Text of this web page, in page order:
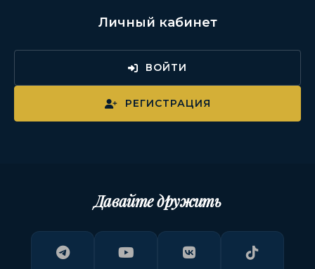
Личный кабинет
ВОЙТИ
РЕГИСТРАЦИЯ
Давайте дружить